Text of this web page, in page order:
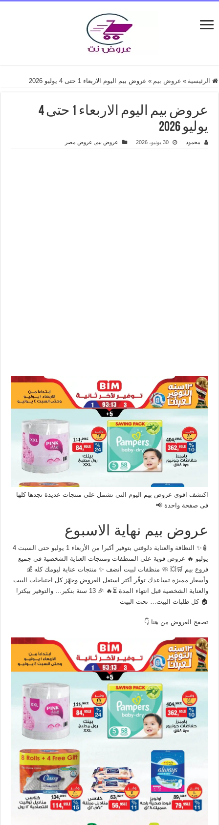
الرئيسية » عروض بيم » عروض بيم اليوم الاربعاء 1 حتى 4 يوليو 2026
عروض بيم اليوم الاربعاء 1 حتى 4
يوليو 2026
محمود 30 يونيو، 2026 عروض بيم عروض مصر
اكتشف اقوى عروض بيم اليوم التى تشمل على منتجات عديدة تجدها كلها
فى صفحة واحدة 📢
عروض بيم نهاية الاسبوع
🧴✨ النظافة والعناية دلوقتي بتوفير أكبر! من الأربعاء 1 يوليو حتى السبت 4
يوليو 🔥 عروض قوية على المنظفات ومنتجات العناية الشخصية في جميع
فروع بيم 🛒💥 🧼 منظفات لبيت أنضف ✨ منتجات عناية ليومك كله 💰
وأسعار مميزة تساعدك توفّر أكتر استغل العروض وجهّز كل احتياجات البيت
والعناية الشخصية قبل انتهاء المدة ⏳🔥 🎉 13 سنة بنكبر… والتوفير بيكتر!
🏠 كل طلبات البيت… تحت البيت
تصفح العروض من هنا 👇